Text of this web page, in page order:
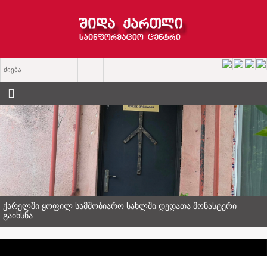
ქარელში ყოფილ სამშობიარო სახლში დედათა მონასტერი
გაიხსნა